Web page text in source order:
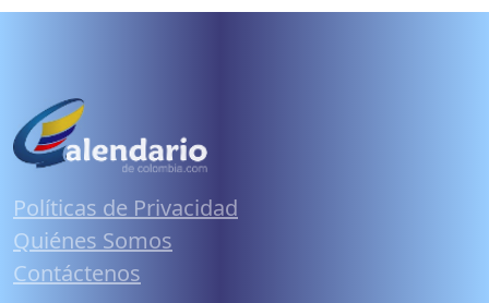
Políticas de Privacidad
Quiénes Somos
Contáctenos